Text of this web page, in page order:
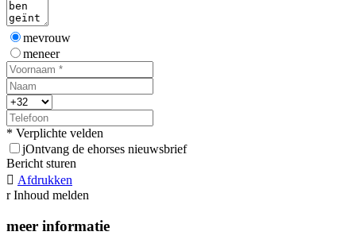
mevrouw
meneer
* Verplichte velden
jOntvang de ehorses nieuwsbrief
Bericht sturen
 Afdrukken
r Inhoud melden
meer informatie